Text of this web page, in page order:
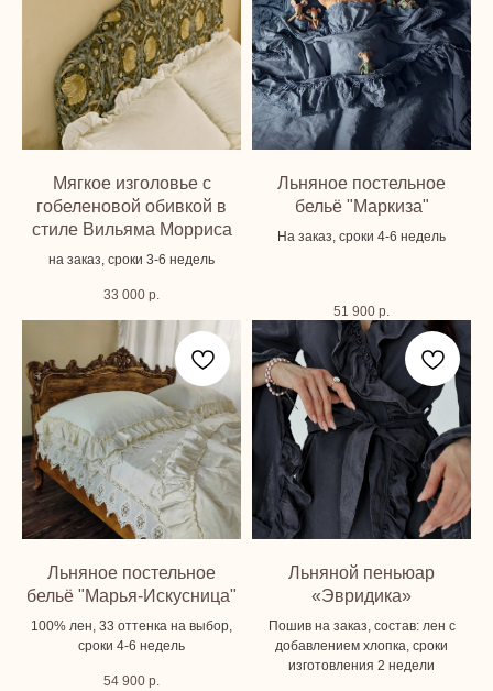
Мягкое изголовье с
гобеленовой обивкой в
стиле Вильяма Морриса
на заказ, сроки 3-6 недель
33 000 р.
Льняное постельное
бельё "Маркиза"
На заказ, сроки 4-6 недель
51 900 р.
Льняное постельное
бельё "Марья-Искусница"
100% лен, 33 оттенка на выбор,
сроки 4-6 недель
54 900 р.
Льняной пеньюар
«Эвридика»
Пошив на заказ, состав: лен с
добавлением хлопка, сроки
изготовления 2 недели